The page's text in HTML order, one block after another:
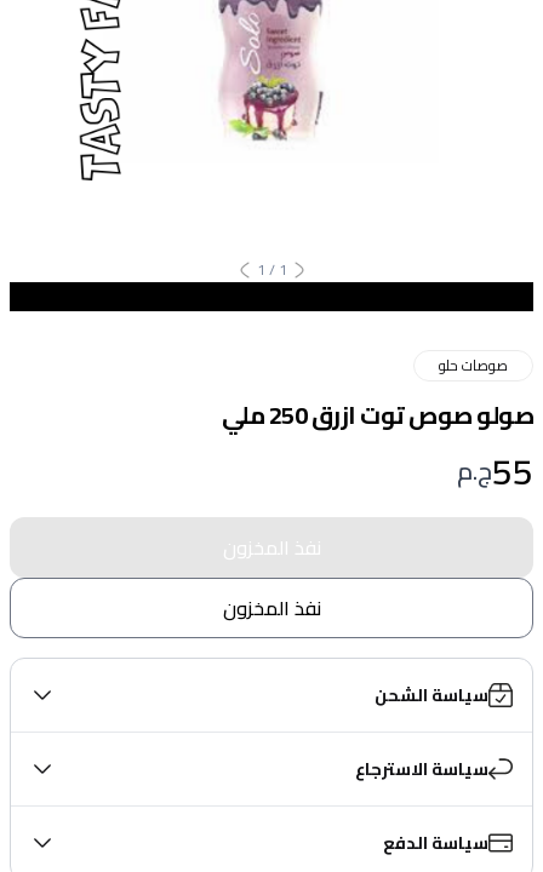
1
/
1
صوصات حلو
صولو صوص توت ازرق 250 ملي
55ج.م
نفذ المخزون
نفذ المخزون
سياسة الشحن
سياسة الاسترجاع
سياسة الدفع